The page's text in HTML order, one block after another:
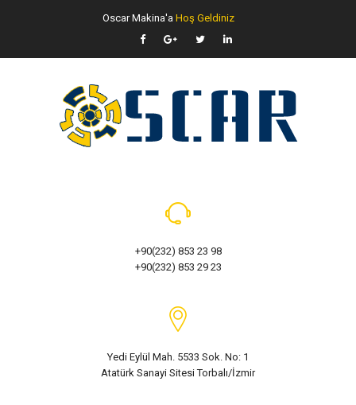
Oscar Makina'a Hoş Geldiniz
+90(232) 853 23 98
+90(232) 853 29 23
Yedi Eylül Mah. 5533 Sok. No: 1
Atatürk Sanayi Sitesi Torbalı/İzmir